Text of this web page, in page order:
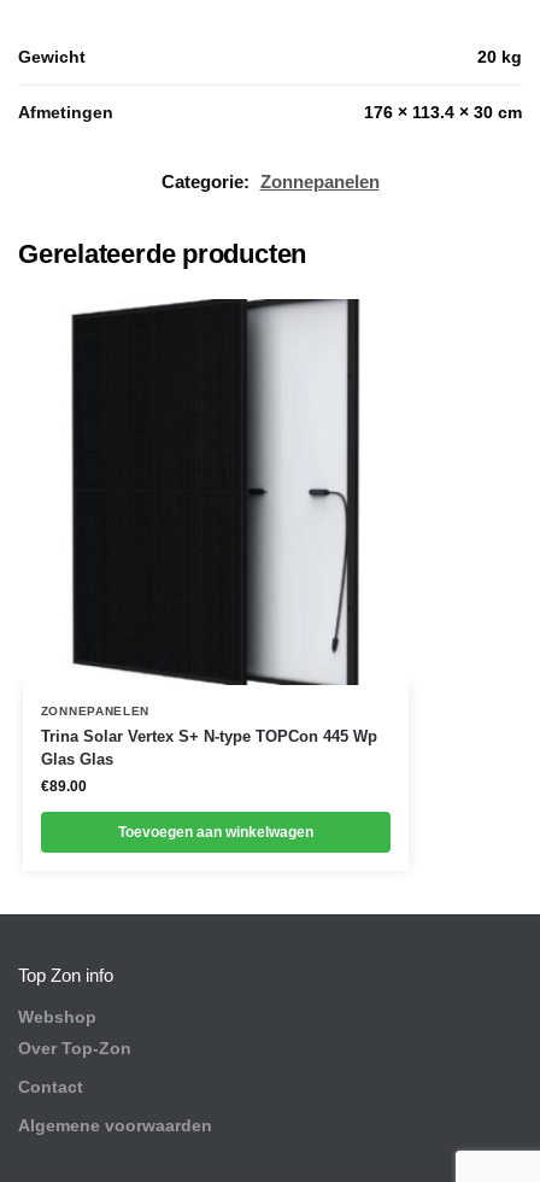
Gewicht 20 kg
Afmetingen 176 × 113.4 × 30 cm
Categorie: Zonnepanelen
Gerelateerde producten
ZONNEPANELEN
Trina Solar Vertex S+ N-type TOPCon 445 Wp
Glas Glas
€89.00
Toevoegen aan winkelwagen
Top Zon info
Webshop
Over Top-Zon
Contact
Algemene voorwaarden